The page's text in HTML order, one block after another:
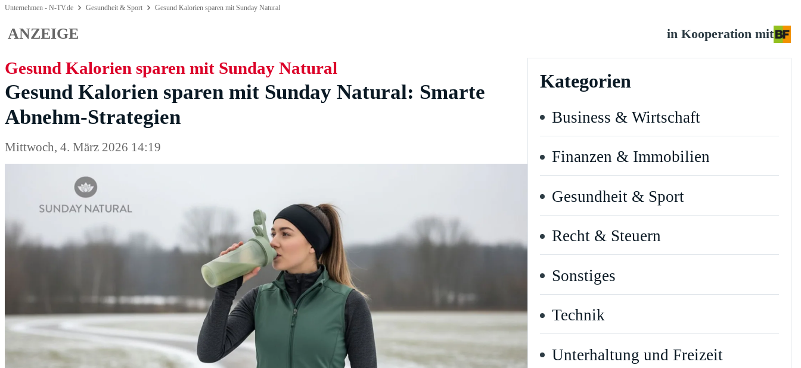
Unternehmen - N-TV.de Gesundheit & Sport Gesund Kalorien sparen mit Sunday Natural
ANZEIGE in Kooperation mit
Gesund Kalorien sparen mit Sunday Natural
Gesund Kalorien sparen mit Sunday Natural: Smarte
Abnehm-Strategien
Mittwoch, 4. März 2026 14:19
Kategorien
Business & Wirtschaft
Finanzen & Immobilien
Gesundheit & Sport
Recht & Steuern
Sonstiges
Technik
Unterhaltung und Freizeit